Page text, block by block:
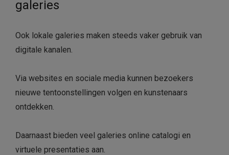
galeries
Ook lokale galeries maken steeds vaker gebruik van
digitale kanalen.
Via websites en sociale media kunnen bezoekers
nieuwe tentoonstellingen volgen en kunstenaars
ontdekken.
Daarnaast bieden veel galeries online catalogi en
virtuele presentaties aan.